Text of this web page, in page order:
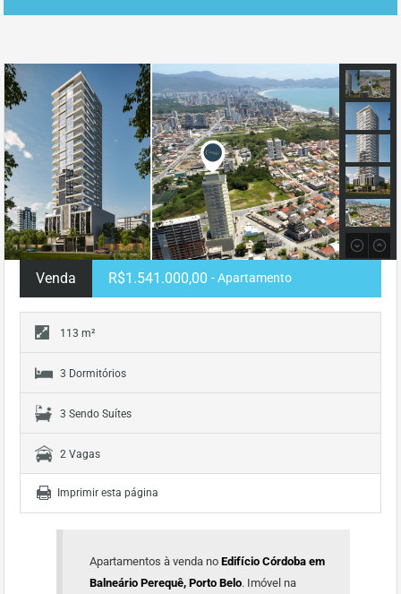
Venda R$1.541.000,00 - Apartamento
113 m²
3 Dormitórios
3 Sendo Suítes
2 Vagas
Imprimir esta página
Apartamentos à venda no Edifício Córdoba em
Balneário Perequê, Porto Belo. Imóvel na